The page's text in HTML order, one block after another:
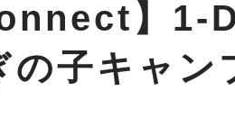
】1-
の子キャン